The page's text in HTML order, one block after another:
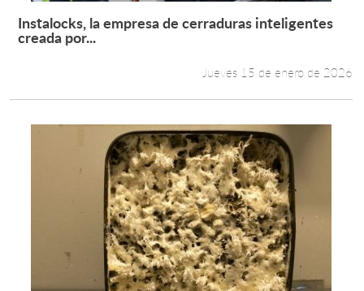
Leer más +
Instalocks, la empresa de cerraduras inteligentes
creada por...
Jueves 15 de enero de 2026